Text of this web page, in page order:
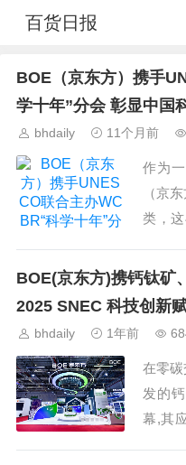
百货日报
BOE（京东方）携手
学十年”分会 彰显中国
bhdaily 11个月前
作为
（京
类，
议）
打造一
BOE(京东方)携钙钛矿
2025 SNEC 科技创新
bhdaily 1年前
在零
发的
幕,其